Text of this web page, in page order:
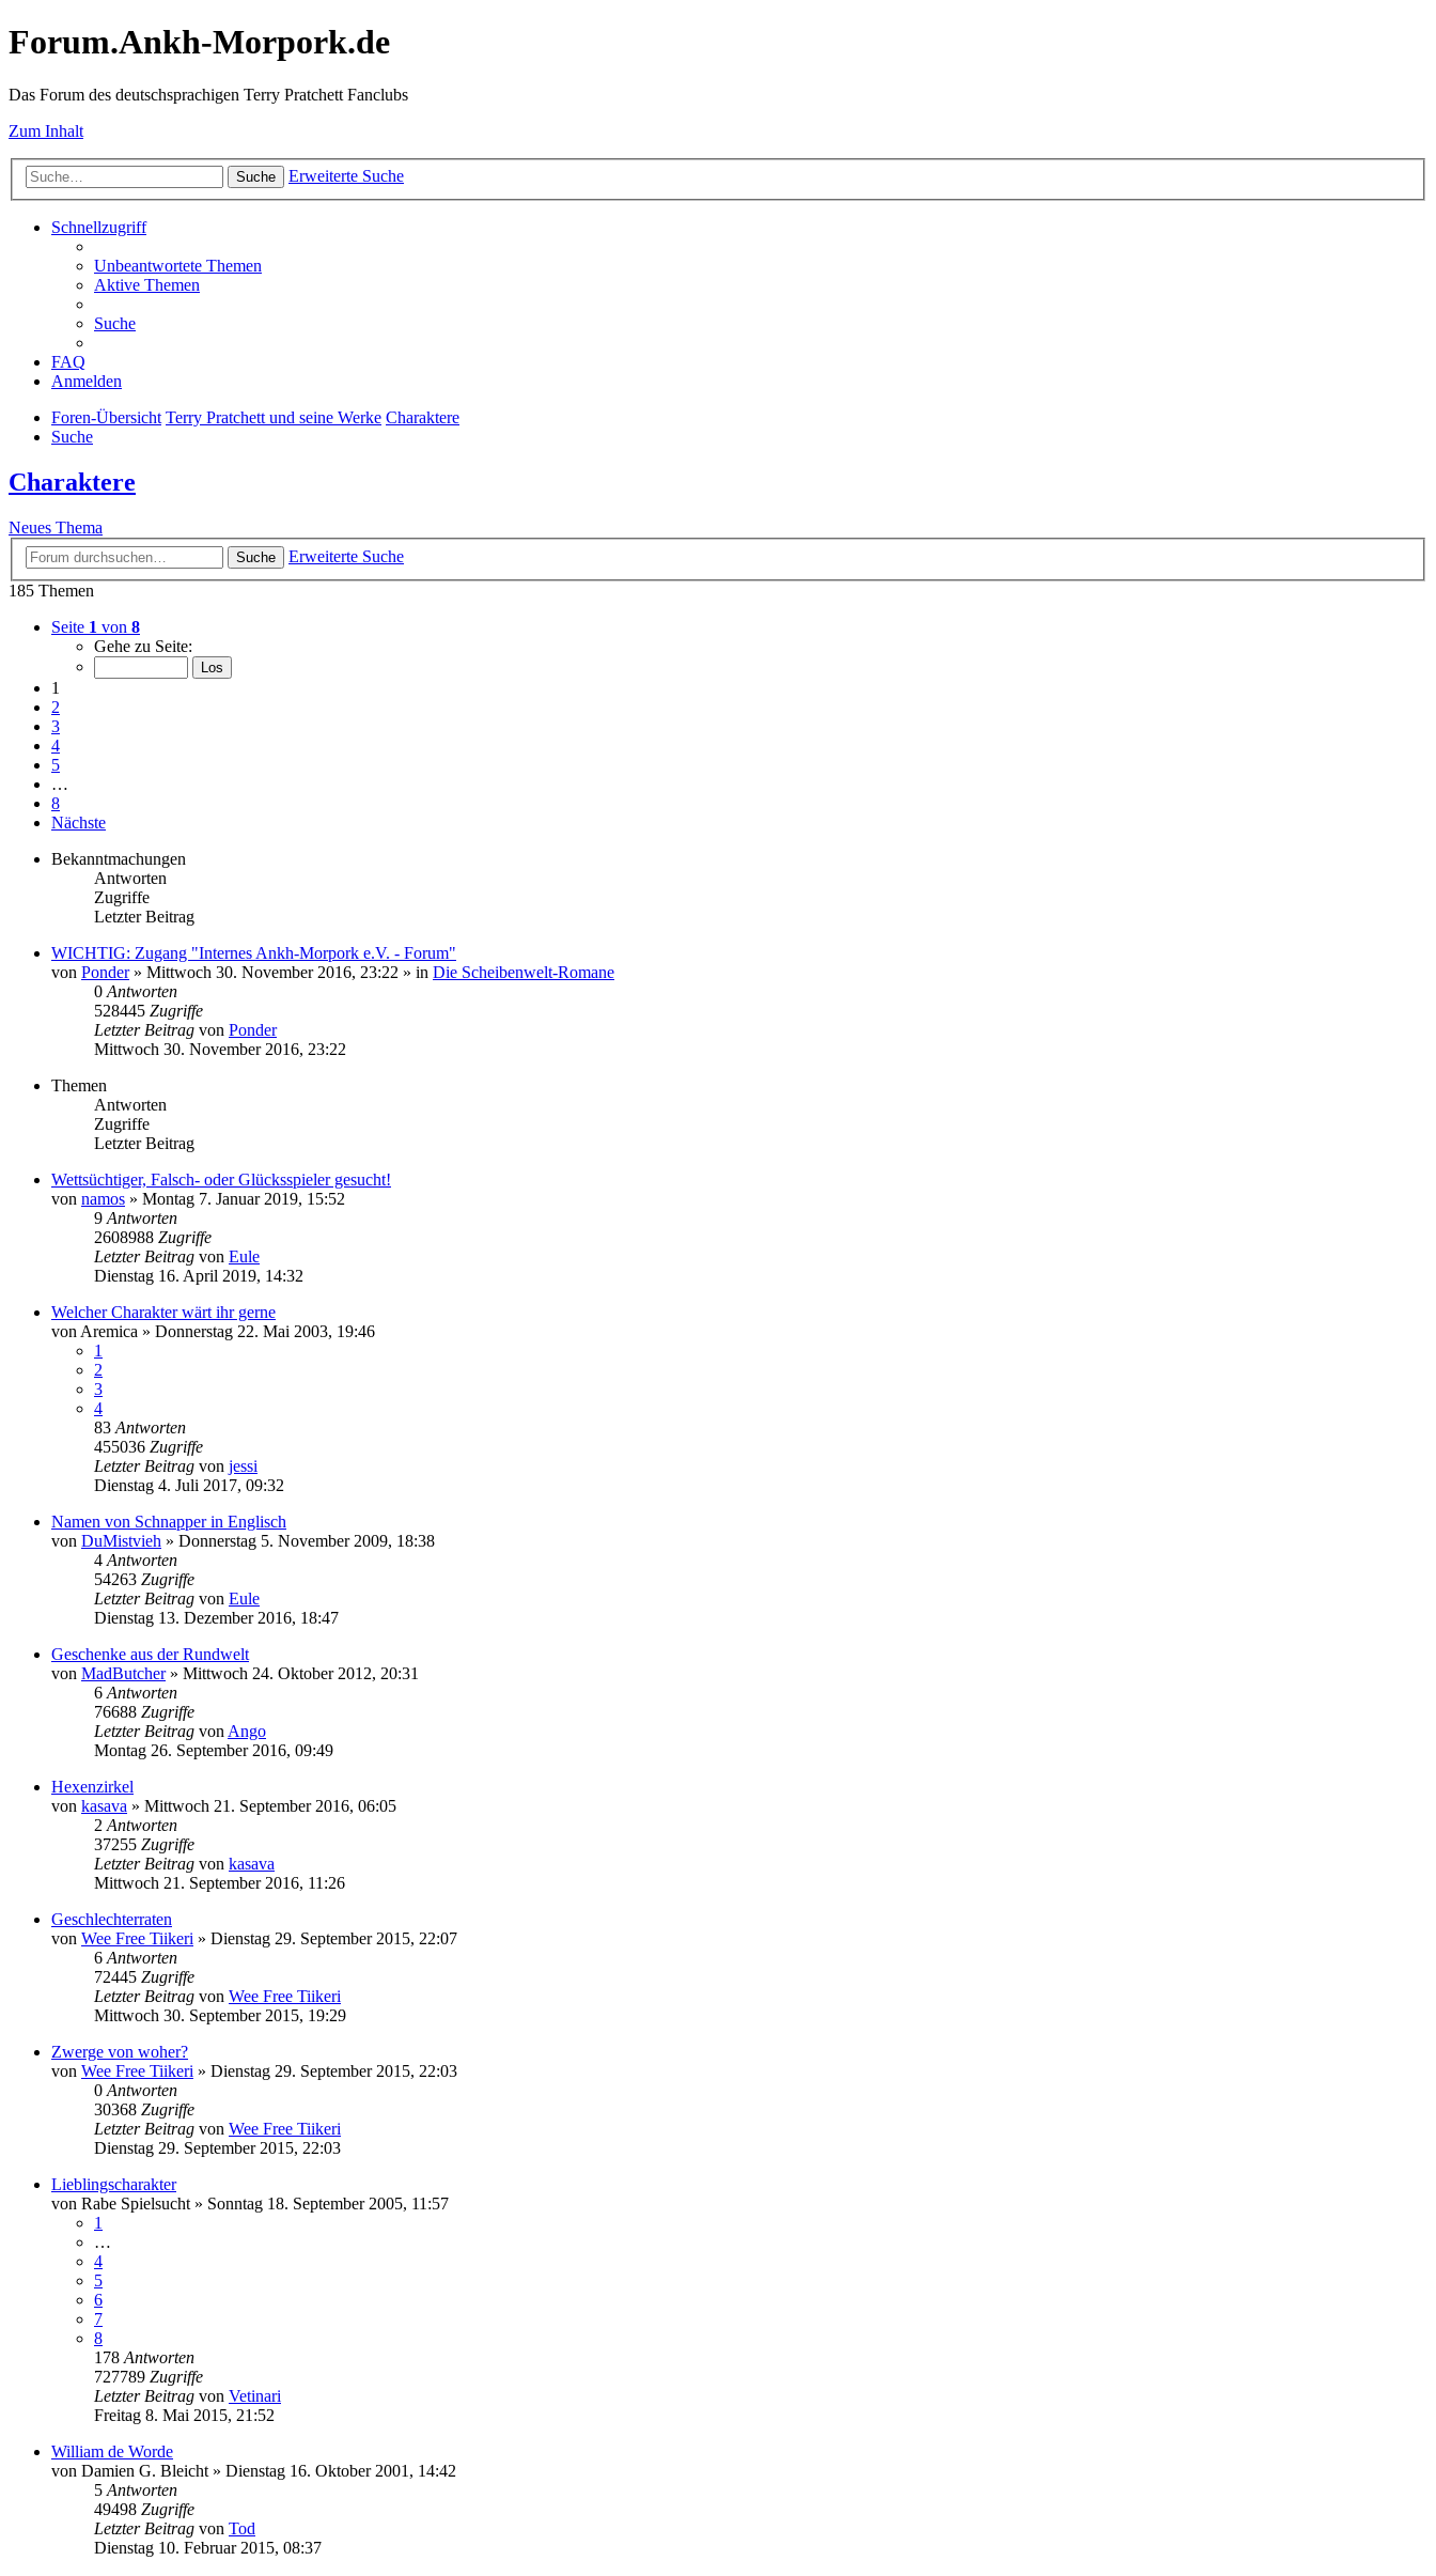
Forum.Ankh-Morpork.de
Das Forum des deutschsprachigen Terry Pratchett Fanclubs
Zum Inhalt
Suche Erweiterte Suche
Schnellzugriff
Unbeantwortete Themen
Aktive Themen
Suche
FAQ
Anmelden
Foren-Übersicht Terry Pratchett und seine Werke Charaktere
Suche
Charaktere
Neues Thema
Suche
Erweiterte Suche
185 Themen
Seite 1 von 8
Gehe zu Seite:
1
2
3
4
5
…
8
Nächste
Bekanntmachungen
Antworten
Zugriffe
Letzter Beitrag
WICHTIG: Zugang "Internes Ankh-Morpork e.V. - Forum"
von Ponder» Mittwoch 30. November 2016, 23:22 » in Die Scheibenwelt-Romane
0 Antworten
528445 Zugriffe
Letzter Beitrag von Ponder
Mittwoch 30. November 2016, 23:22
Themen
Antworten
Zugriffe
Letzter Beitrag
Wettsüchtiger, Falsch- oder Glücksspieler gesucht!
von namos » Montag 7. Januar 2019, 15:52
9 Antworten
2608988 Zugriffe
Letzter Beitrag von Eule
Dienstag 16. April 2019, 14:32
Welcher Charakter wärt ihr gerne
von Aremica » Donnerstag 22. Mai 2003, 19:46
1
2
3
4
83 Antworten
455036 Zugriffe
Letzter Beitrag von jessi
Dienstag 4. Juli 2017, 09:32
Namen von Schnapper in Englisch
von DuMistvieh » Donnerstag 5. November 2009, 18:38
4 Antworten
54263 Zugriffe
Letzter Beitrag von Eule
Dienstag 13. Dezember 2016, 18:47
Geschenke aus der Rundwelt
von MadButcher» Mittwoch 24. Oktober 2012, 20:31
6 Antworten
76688 Zugriffe
Letzter Beitrag von Ango
Montag 26. September 2016, 09:49
Hexenzirkel
von kasava » Mittwoch 21. September 2016, 06:05
2 Antworten
37255 Zugriffe
Letzter Beitrag von kasava
Mittwoch 21. September 2016, 11:26
Geschlechterraten
von Wee Free Tiikeri » Dienstag 29. September 2015, 22:07
6 Antworten
72445 Zugriffe
Letzter Beitrag von Wee Free Tiikeri
Mittwoch 30. September 2015, 19:29
Zwerge von woher?
von Wee Free Tiikeri » Dienstag 29. September 2015, 22:03
0 Antworten
30368 Zugriffe
Letzter Beitrag von Wee Free Tiikeri
Dienstag 29. September 2015, 22:03
Lieblingscharakter
von Rabe Spielsucht » Sonntag 18. September 2005, 11:57
1
…
4
5
6
7
8
178 Antworten
727789 Zugriffe
Letzter Beitrag von Vetinari
Freitag 8. Mai 2015, 21:52
William de Worde
von Damien G. Bleicht » Dienstag 16. Oktober 2001, 14:42
5 Antworten
49498 Zugriffe
Letzter Beitrag von Tod
Dienstag 10. Februar 2015, 08:37